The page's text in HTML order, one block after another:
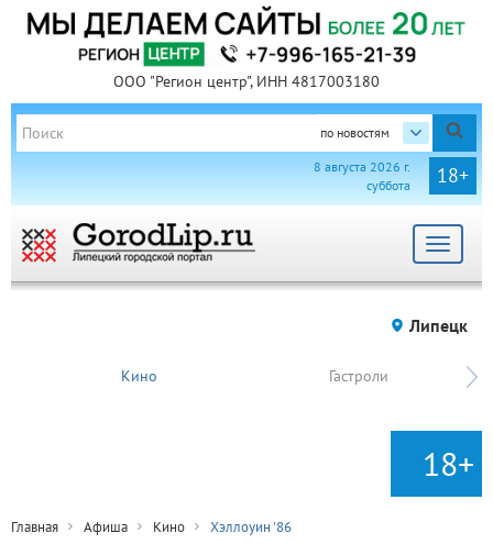
ООО "Регион центр", ИНН 4817003180
по новостям
18+
8 августа 2026 г.
суббота
Toggle
Липецк
Кино Гастроли
18+
Главная Афиша Кино Хэллоуин '86